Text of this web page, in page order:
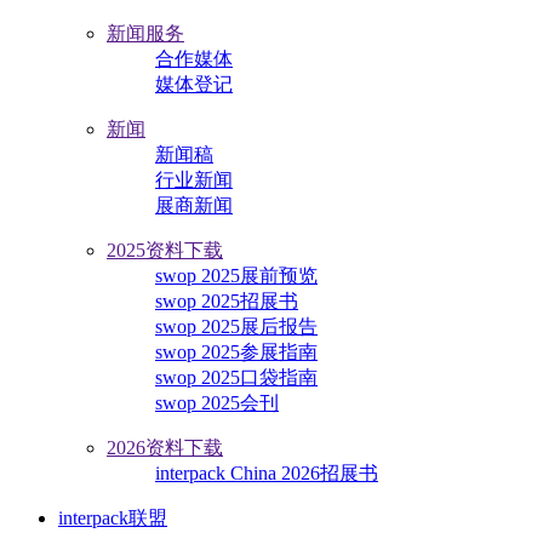
新闻服务
合作媒体
媒体登记
新闻
新闻稿
行业新闻
展商新闻
2025资料下载
swop 2025展前预览
swop 2025招展书
swop 2025展后报告
swop 2025参展指南
swop 2025口袋指南
swop 2025会刊
2026资料下载
interpack China 2026招展书
interpack联盟